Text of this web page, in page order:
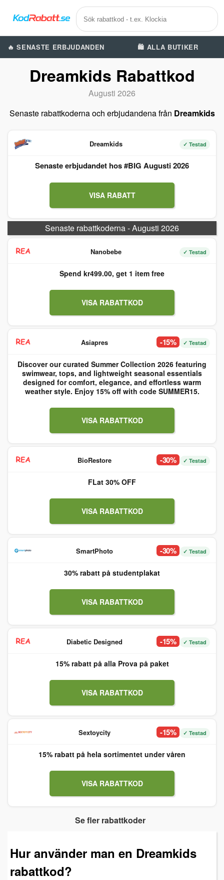
🔥 SENASTE ERBJUDANDEN 🛍️ ALLA BUTIKER
Dreamkids Rabattkod
Augusti 2026
Senaste rabattkoderna och erbjudandena från Dreamkids
Dreamkids ✓ Testad
Senaste erbjudandet hos #BIG Augusti 2026
VISA RABATT
Senaste rabattkoderna - Augusti 2026
Nanobebe ✓ Testad
Spend kr499.00, get 1 item free
VISA RABATTKOD
Asiapres -15% ✓ Testad
Discover our curated Summer Collection 2026 featuring
swimwear, tops, and lightweight seasonal essentials
designed for comfort, elegance, and effortless warm
weather style. Enjoy 15% off with code SUMMER15.
VISA RABATTKOD
BioRestore -30% ✓ Testad
FLat 30% OFF
VISA RABATTKOD
SmartPhoto -30% ✓ Testad
30% rabatt på studentplakat
VISA RABATTKOD
Diabetic Designed -15% ✓ Testad
15% rabatt på alla Prova på paket
VISA RABATTKOD
Sextoycity -15% ✓ Testad
15% rabatt på hela sortimentet under våren
VISA RABATTKOD
Se fler rabattkoder
Hur använder man en Dreamkids
rabattkod?